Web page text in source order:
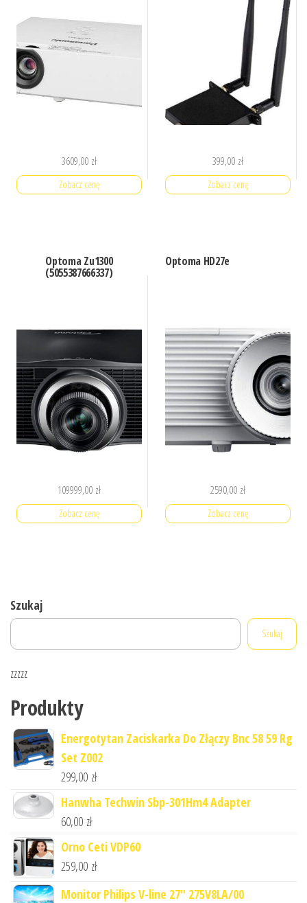
3609,00 zł
Zobacz cenę
399,00 zł
Zobacz cenę
Optoma Zu1300
(5055387666337)
109999,00 zł
Zobacz cenę
Optoma HD27e
2590,00 zł
Zobacz cenę
Szukaj
Szukaj
zzzzz
Produkty
Energotytan Zaciskarka Do Złączy Bnc 58 59 Rg
Set Z002
299,00 zł
Hanwha Techwin Sbp-301Hm4 Adapter
60,00 zł
Orno Ceti VDP60
259,00 zł
Monitor Philips V-line 27" 275V8LA/00